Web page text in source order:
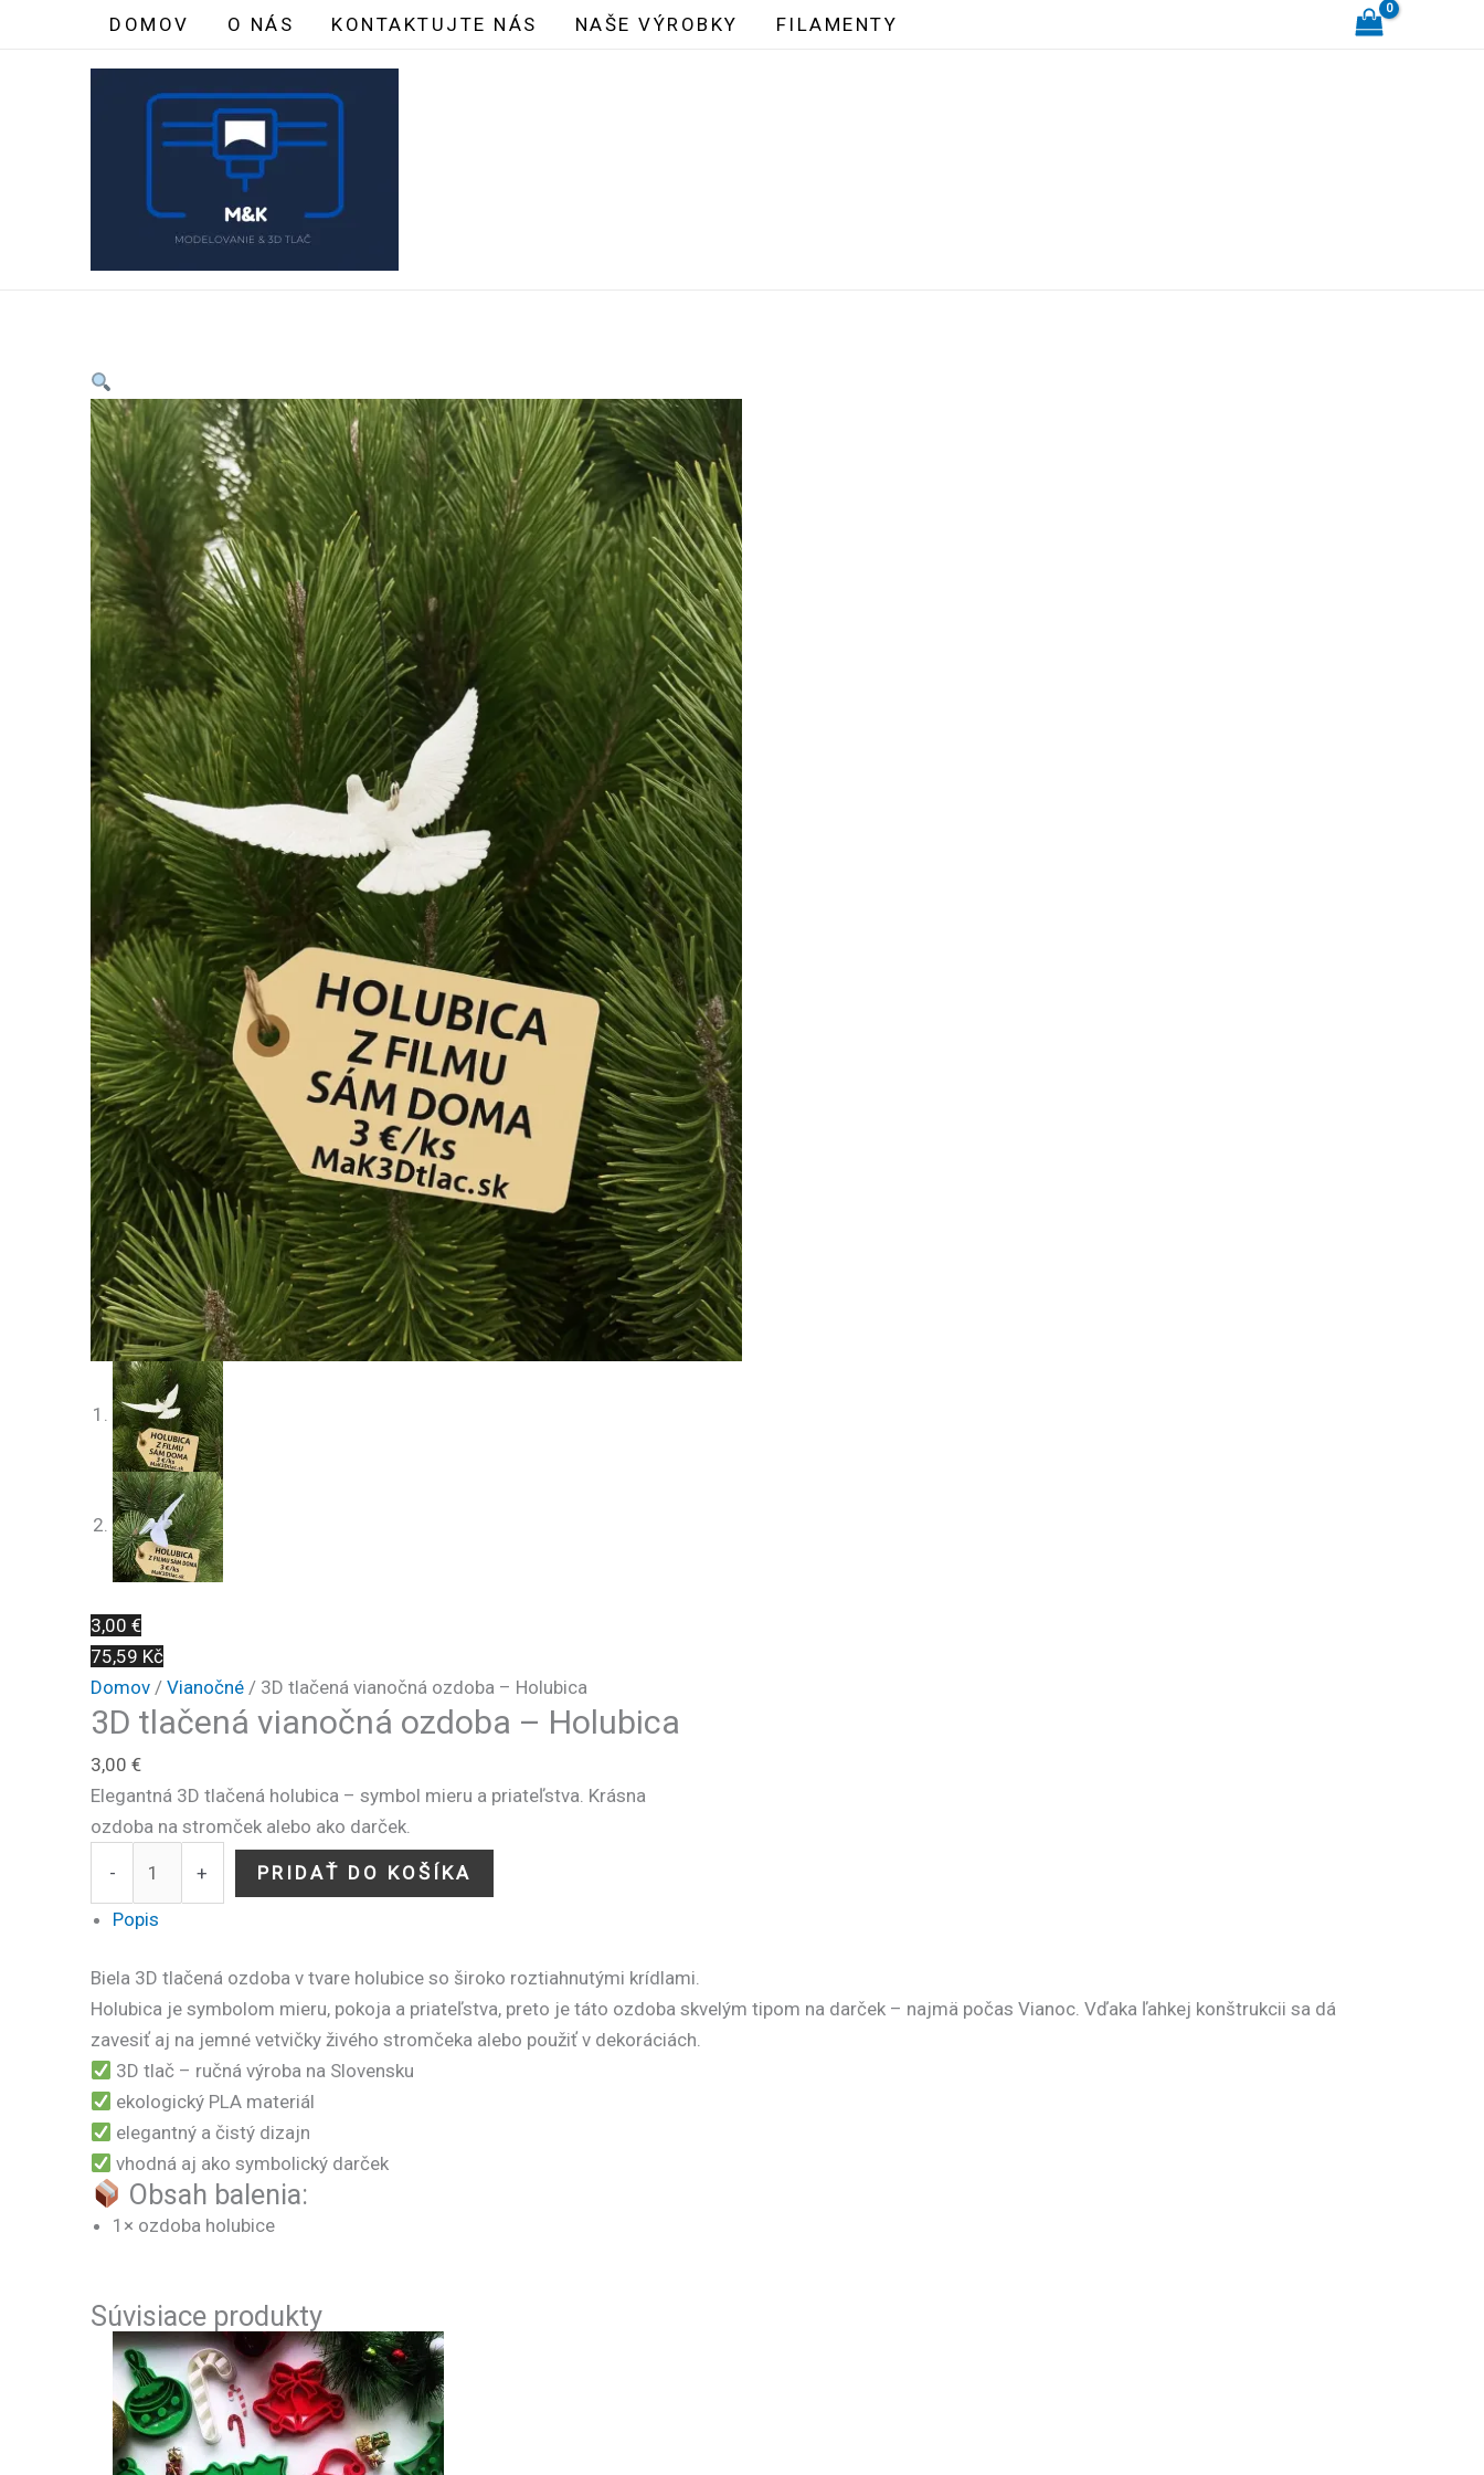
DOMOV O NÁS KONTAKTUJTE NÁS NAŠE VÝROBKY FILAMENTY
3,00 €
75,59 Kč
Domov / Vianočné / 3D tlačená vianočná ozdoba – Holubica
3D tlačená vianočná ozdoba – Holubica
3,00 €
Elegantná 3D tlačená holubica – symbol mieru a priateľstva. Krásna
ozdoba na stromček alebo ako darček.
-
množstvo
vianočná
Holubica
+ PRIDAŤ DO KOŠÍKA
Popis
Biela 3D tlačená ozdoba v tvare holubice so široko roztiahnutými krídlami.
Holubica je symbolom mieru, pokoja a priateľstva, preto je táto ozdoba skvelým tipom na darček – najmä počas Vianoc. Vďaka ľahkej konštrukcii sa dá
zavesiť aj na jemné vetvičky živého stromčeka alebo použiť v dekoráciách.
3D tlač – ručná výroba na Slovensku
ekologický PLA materiál
elegantný a čistý dizajn
vhodná aj ako symbolický darček
Obsah balenia:
1× ozdoba holubice
Súvisiace produkty